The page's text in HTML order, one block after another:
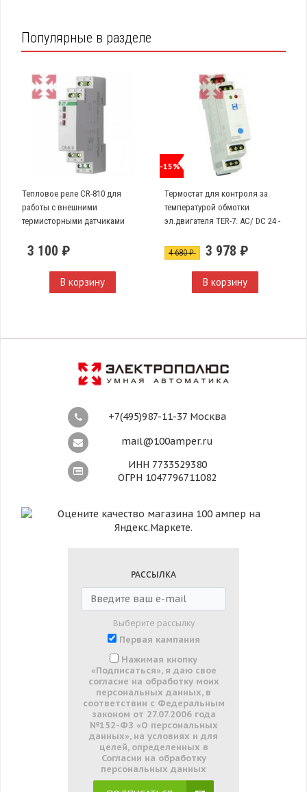
Популярные в разделе
Тепловое реле CR-810 для
работы с внешними
термисторными датчиками
3 100 ₽
В корзину
-15%
Термостат для контроля за
температурой обмотки
эл.двигателя TER-7. AC/ DC 24 -
4 680 ₽ 3 978 ₽
В корзину
+7(495)987-11-37 Москва
mail@100amper.ru
ИНН 7733529380
ОГРН 1047796711082
РАССЫЛКА
Выберите рассылку
Первая кампания
Нажимая кнопку
«Подписаться», я даю свое
согласие на обработку моих
персональных данных, в
соответствии с Федеральным
законом от 27.07.2006 года
№152-ФЗ «О персональных
данных», на условиях и для
целей, определенных в
Согласии на обработку
персональных данных